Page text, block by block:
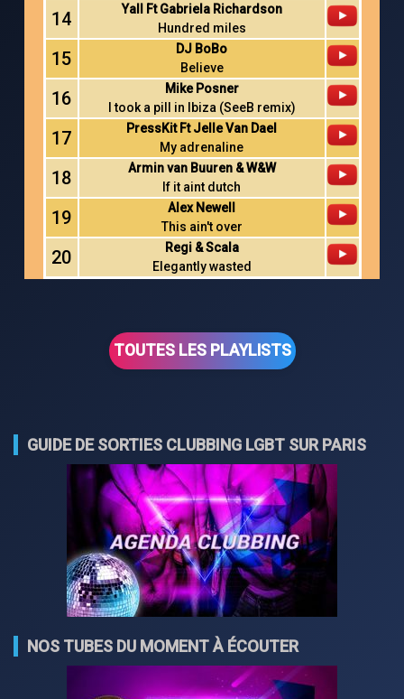
14
Yall Ft Gabriela Richardson
Hundred miles
15
DJ BoBo
Believe
16
Mike Posner
I took a pill in Ibiza (SeeB remix)
17
PressKit Ft Jelle Van Dael
My adrenaline
18
Armin van Buuren & W&W
If it aint dutch
19
Alex Newell
This ain't over
20
Regi & Scala
Elegantly wasted
TOUTES LES PLAYLISTS
GUIDE DE SORTIES CLUBBING LGBT SUR PARIS
NOS TUBES DU MOMENT À ÉCOUTER